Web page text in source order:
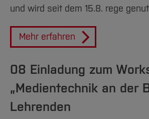
und wird seit dem 15.8. rege
Mehr erfahren
08 Einladung zum
„Medientechnik an der
Lehrenden